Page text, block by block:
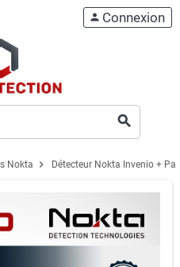
search
person Connexion
Nokta chevron_right Détecteur Nokta Invenio +